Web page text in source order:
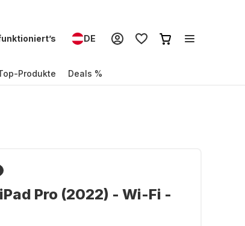
DE
Produkte Deals %
Pro (2022) - Wi-Fi -